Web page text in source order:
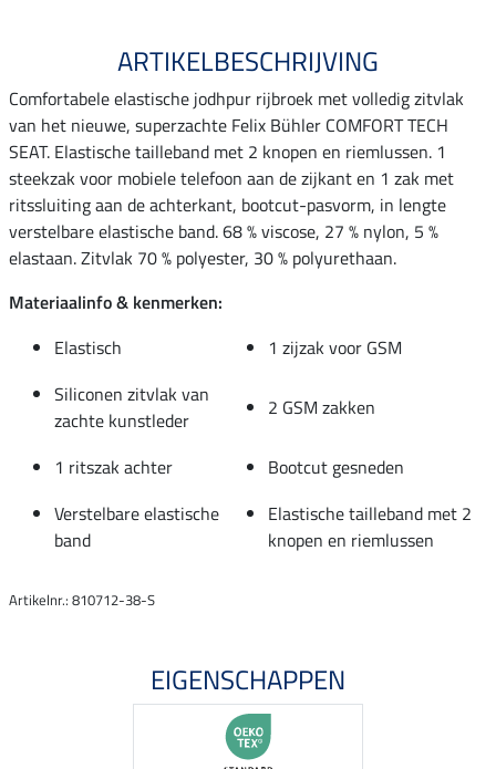
ARTIKELBESCHRIJVING
Comfortabele elastische jodhpur rijbroek met volledig zitvlak
van het nieuwe, superzachte Felix Bühler COMFORT TECH
SEAT. Elastische tailleband met 2 knopen en riemlussen. 1
steekzak voor mobiele telefoon aan de zijkant en 1 zak met
ritssluiting aan de achterkant, bootcut-pasvorm, in lengte
verstelbare elastische band. 68 % viscose, 27 % nylon, 5 %
elastaan. Zitvlak 70 % polyester, 30 % polyurethaan.
Materiaalinfo & kenmerken:
Elastisch
1 zijzak voor GSM
Siliconen zitvlak van
zachte kunstleder
2 GSM zakken
1 ritszak achter
Bootcut gesneden
Verstelbare elastische
band
Elastische tailleband met 2
knopen en riemlussen
Artikelnr.: 810712-38-S
EIGENSCHAPPEN